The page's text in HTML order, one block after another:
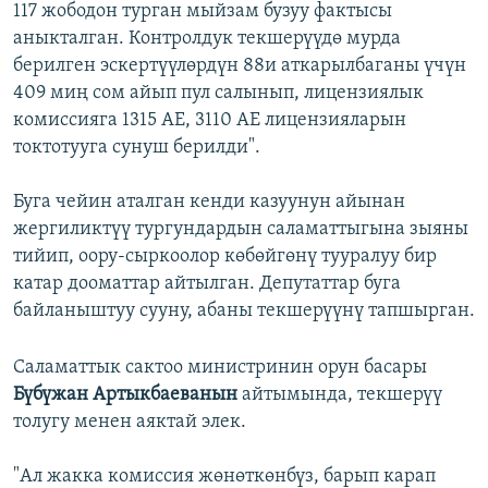
117 жободон турган мыйзам бузуу фактысы
аныкталган. Контролдук текшерүүдө мурда
берилген эскертүүлөрдүн 88и аткарылбаганы үчүн
409 миң сом айып пул салынып, лицензиялык
комиссияга 1315 АЕ, 3110 АЕ лицензияларын
токтотууга сунуш берилди".
Буга чейин аталган кенди казуунун айынан
жергиликтүү тургундардын саламаттыгына зыяны
тийип, оору-сыркоолор көбөйгөнү тууралуу бир
катар дооматтар айтылган. Депутаттар буга
байланыштуу сууну, абаны текшерүүнү тапшырган.
Саламаттык сактоо министринин орун басары
Бүбүжан Артыкбаеванын айтымында, текшерүү
толугу менен аяктай элек.
"Ал жакка комиссия жөнөткөнбүз, барып карап